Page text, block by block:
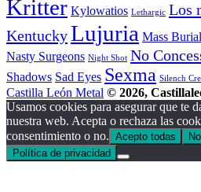
Kritter Kylowatios Lethargic Los
KentuckyLujuria Mass Burial
Nasty Surgeons Night Shot No
Shadows Sad Eyes Sexma Silench
Castilla León Metal © 2026,
Usamos cookies para asegurar que te
nuestra web. Acepta o rechaza las
consentimiento o no. Acepto todas
Política de privacidad